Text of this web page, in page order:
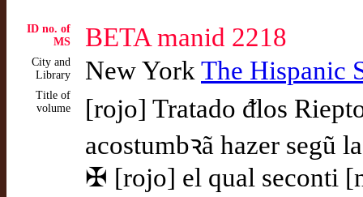
ID no. of
MS
BETA manid 2218
City and
Library
New York The Hispanic
Title of
volume
[rojo] Tratado ᵭlos
acostumbꝛã hazer segũ
✠ [rojo] el qual seconti